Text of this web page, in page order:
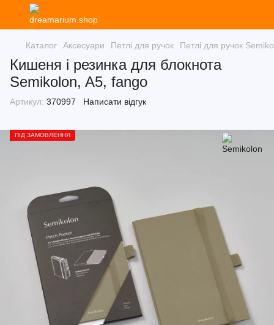
Каталог Аксесуари Петлі для ручок Петлі для ручок
Кишеня і резинка для блокнота
Semikolon, A5, fango
Артикул: 370997 Написати відгук
ПІД ЗАМОВЛЕННЯ